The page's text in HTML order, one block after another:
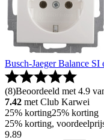
Busch-Jaeger Balance
(8)Beoordeeld met 4.9
7.42 met Club Karwei
25% korting25% korting
25% korting,
9.89